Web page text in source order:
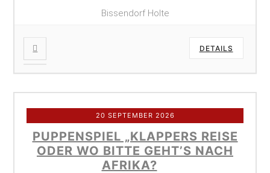
Bissendorf Holte
DETAILS
20 SEPTEMBER 2026
PUPPENSPIEL „KLAPPERS REISE
ODER WO BITTE GEHT’S NACH
AFRIKA?